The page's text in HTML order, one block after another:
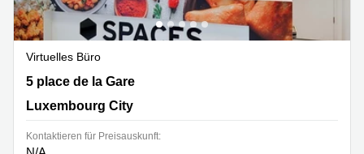
Virtuelles Büro
5 place de la Gare, Luxembourg City
5 place de la Gare
Luxembourg City
Kontaktieren für Preisauskunft: